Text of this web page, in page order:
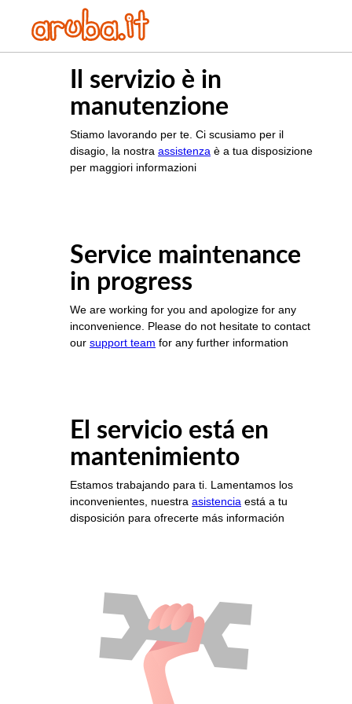
Il servizio è in
manutenzione
Stiamo lavorando per te. Ci scusiamo per il
disagio, la nostra assistenza è a tua disposizione
per maggiori informazioni
Service maintenance
in progress
We are working for you and apologize for any
inconvenience. Please do not hesitate to contact
our support team for any further information
El servicio está en
mantenimiento
Estamos trabajando para ti. Lamentamos los
inconvenientes, nuestra asistencia está a tu
disposición para ofrecerte más información